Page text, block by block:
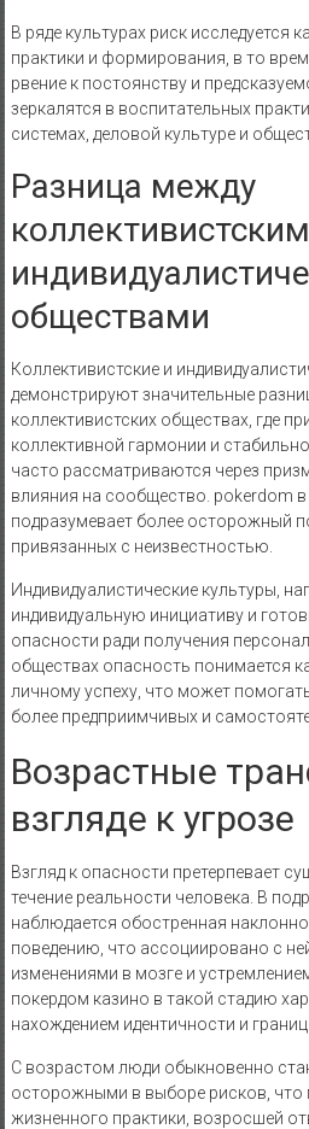
В ряде культурах риск исследуется
практики и формирования, в то
рвение к постоянству и
зеркалятся в воспитательных
системах, деловой культуре и
Разница между
обществами
Коллективистские и
демонстрируют значительные
коллективистских обществах, где
коллективной гармонии и
часто рассматриваются через
влияния на сообщество. pokerdom в
подразумевает более осторожный
привязанных с неизвестностью.
Индивидуалистические культуры,
индивидуальную инициативу и
опасности ради получения
обществах опасность понимается
личному успеху, что может
более предприимчивых и
Возрастные
взгляде к угрозе
Взгляд к опасности претерпевает
течение реальности человека. В
наблюдается обостренная
поведению, что ассоциировано с
изменениями в мозге и
покердом казино в такой стадию
нахождением идентичности и границ
С возрастом люди обыкновенно
осторожными в выборе рисков, что
жизненного практики, возросшей